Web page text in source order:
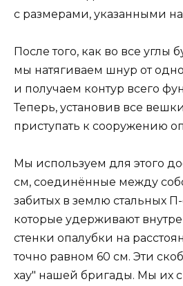
с размерами, указанными
После того, как во все углы
мы натягиваем шнур от
и получаем контур всего
Теперь, установив все
приступать к сооружению
Мы используем для этого
см, соединённые между
забитых в землю стальных
которые удерживают
стенки опалубки на
точно равном 60 см. Эти
хау" нашей бригады. Мы их